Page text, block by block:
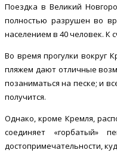
Поездка в Великий
полностью разрушен во
населением в 40 человек. К
Во время прогулки вокруг
пляжем дают отличные
позаниматься на песке; и
получится.
Однако, кроме Кремля,
соединяет «горбатый»
достопримечательности,